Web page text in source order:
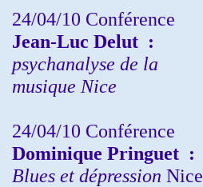
24/04/10 Conférence
Jean-Luc Delut :
psychanalyse de la
musique Nice
24/04/10 Conférence
Dominique Pringuet :
Blues et dépression Nice